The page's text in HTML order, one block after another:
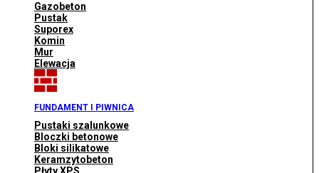
Gazobeton
Pustak
Suporex
Komin
Mur
Elewacja
FUNDAMENT I PIWNICA
Pustaki szalunkowe
Bloczki betonowe
Bloki silikatowe
Keramzytobeton